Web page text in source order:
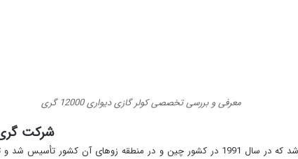
معرفی و بررسی تخصصی کولر گازی دیواری 12000 گری
شرکت گری
یکی از شرکت‌های فعال در زمینه تولید محصولات مطبوع می‌باشد که در سال 1991 در کشور